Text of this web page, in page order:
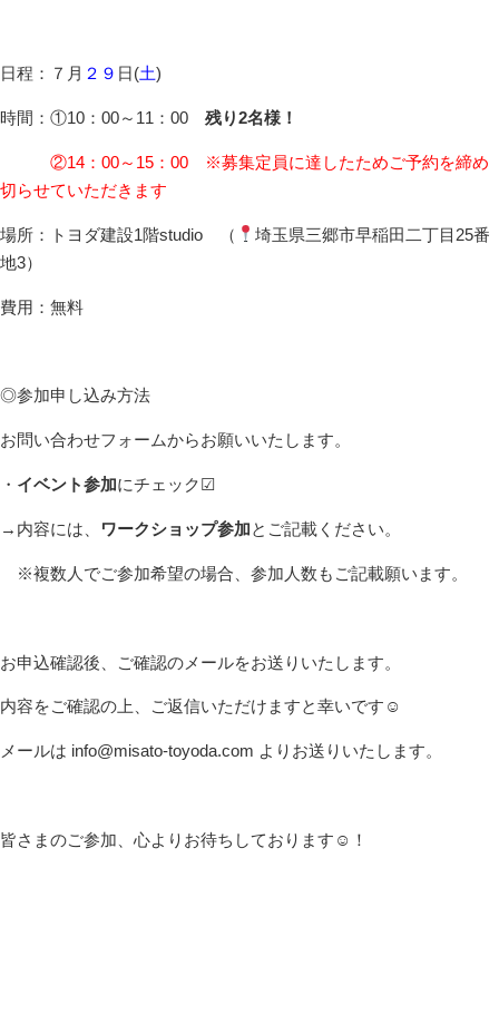
日程：７月 ２９ 日(土)
時間：①10：00～11：00 残り2名様！
②14：00～15：00 ※募集定員に達したためご予約を締め
切らせていただきます
場所：トヨダ建設1階studio （
埼玉県三郷市早稲田二丁目25番
地3）
費用：無料
◎参加申し込み方法
お問い合わせフォームからお願いいたします。
・ イベント参加にチェック☑
→内容には、 ワークショップ参加とご記載ください。
※複数人でご参加希望の場合、参加人数もご記載願います。
お申込確認後、ご確認のメールをお送りいたします。
内容をご確認の上、ご返信いただけますと幸いです☺
メールは info@misato-toyoda.com よりお送りいたします。
皆さまのご参加、心よりお待ちしております☺！